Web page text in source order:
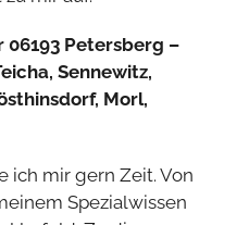
Horn | Kontakt|Impressum